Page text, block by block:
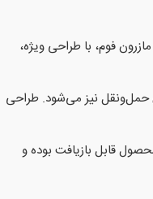
فوم، با طراحی ویژه،
حمل‌ونقل نیز می‌شود. طراحی
قابل بازیافت بوده و